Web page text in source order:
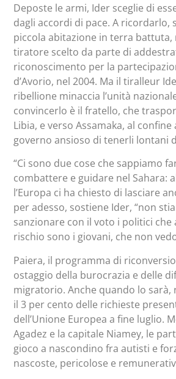
Deposte le armi, Ider sceglie di
dagli accordi di pace. A
piccola abitazione in terra
tiratore scelto da parte di
riconoscimento per la
d’Avorio, nel 2004. Ma il tiralleur
ribellione minaccia l’unità
convincerlo è il fratello, che
Libia, e verso Assamaka, al
governo ansioso di tenerli lontani
“Ci sono due cose che sappiamo
combattere e guidare nel Sahara:
l’Europa ci ha chiesto di lasciare
per adesso, sostiene Ider, “non
sanzionare con il voto i politici che
rischio sono i giovani, che non
Paiera, il programma di
ostaggio della burocrazia e delle
migratorio. Anche quando lo
il 3 per cento delle richieste
dell’Unione Europea a fine luglio.
Agadez e la capitale Niamey, le
gioco a nascondino fra autisti e
nascoste, pericolose e